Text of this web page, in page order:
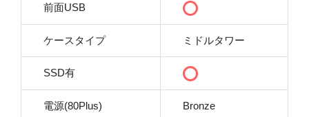
前面USB
ケースタイプ ミドルタワー
SSD有
電源(80Plus) Bronze